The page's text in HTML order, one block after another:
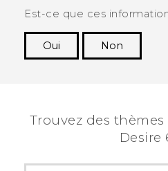
Est-ce que ces
Oui
Non
Trouvez des
Desire